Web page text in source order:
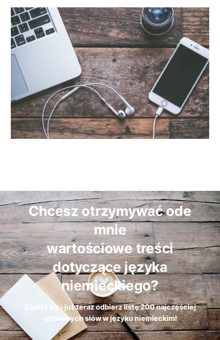
Chcesz otrzymywać ode
mnie
wartościowe treści
dotyczące języka
niemieckiego?
Zapisz się i już teraz odbierzlistę200 najczęściej
używanych słów w języku niemieckim!